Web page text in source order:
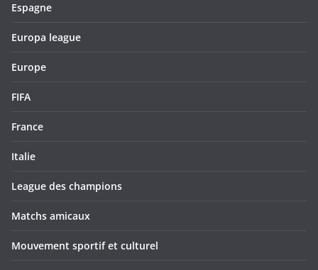
Espagne
Europa league
Europe
FIFA
France
Italie
League des champions
Matchs amicaux
Mouvement sportif et culturel